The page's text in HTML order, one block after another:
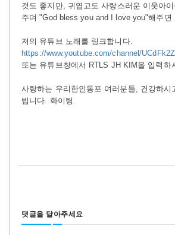
것도 좋지만, 귀엽고도 사랑스러운 이웃아
주며 "God bless you and I love you"해주면
저의 유튜브 노래를 링크합니다.
https://www.youtube.com/channel/
또는 유튜브창에서 RTLS JH KIM을 입력하
사랑하는 우리한인동포 여러분들, 건강하시
빕니다. 화이팅
댓글을 달아주세요